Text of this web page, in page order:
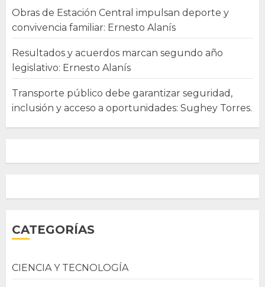
Obras de Estación Central impulsan deporte y
convivencia familiar: Ernesto Alanís
Resultados y acuerdos marcan segundo año
legislativo: Ernesto Alanís
Transporte público debe garantizar seguridad,
inclusión y acceso a oportunidades: Sughey Torres.
CATEGORÍAS
CIENCIA Y TECNOLOGÍA